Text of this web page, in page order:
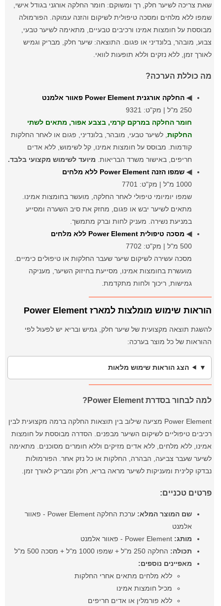
שאת צריכה לשיער חלק, רך ומשוקם: חומר החלקה אורגני בגודל אישי,
שמפו ללא מלחים ומסכה טיפולית לשיקום והזנה עמוקה. הפורמולה
מבוססת על חומצות אמינו ורכיבים טבעיים, מתאימה לשיער טבעי,
צבוע, מובהר, בלונדיני או פגום. התוצאה: שיער חלק, מבריק וגמיש
לאורך זמן, ללא נזקים וללא תופעות לוואי.
מה כוללת הערכה?
◀החלקה אורגנית Power Element פאוור אלמנט
250 מ"ל | מק"ט: 9321
חומר החלקה במרקם קרמי, בצבע אפור, מתאים לשתי
החלקות , לשיער טבעי, מובהר, בלונדיני, פגום או לאחר החלקות
קודמות. מבוסס על חומצות אמינו, קל לשימוש, ללא אדים
חריפים, באישור משרד הבריאות. מיועד לשימוש מקצועי בלבד.
◀שמפו הזנה Power Element ללא מלחים
1000 מ"ל | מק"ט: 7701
שמפו יומיומי טיפולי לאחר החלקה, מועשר בחומצות אמינו.
מתאים לשיער יבש או פגום, מחזק את סיב השערה ומסייע
במניעת נשירה. מעניק לחות וברק מתמשך.
◀ מסכה טיפולית Power Element ללא מלחים
500 מ"ל | מק"ט: 7702
מסכה עשירה לשיקום שיער שעבר החלקות או טיפולים כימיים.
מועשרת בחומצות אמינו, מסייעת בחיזוק השיער, מעניקה
גמישות, ריכוך ולחות מתקדמת.
הוראות שימוש מומלצות למארז Power Element
להשגת תוצאה מקצועית של שיער חלק, גמיש ובריא יש לפעול לפי
ההוראות של כל מוצר בערכה:
הצג הוראות שימוש מלאות
למה לבחור בסדרת Power Element?
Power Element מציעה שילוב בין תוצאות החלקה ברמה מקצועית לבין
רכיבים טיפוליים לשיקום השיער מבפנים. הסדרה מבוססת על חומצות
אמינו, ללא מלחים, ללא אדים מזיקים וללא חומרים מסוכנים. מתאימה
לשיער שעבר צביעה, הבהרה, החלקות או כל נזק אחר. הפורמולות
נבדקו קלינית ומעניקות לשיער מראה בריא, חלק ומבריק לאורך זמן.
פרטים טכניים:
שם המוצר המלא:
ערכת החלקה Power Element - פאוור
אלמנט
מותג: Power Element - פאוור אלמנט
תכולה: החלקה 250 מ"ל + שמפו 1000 מ"ל + מסכה 500 מ"ל
מאפיינים נוספים:
ללא מלחים מתאים אחרי החלקות
מכיל חומצות אמינו
ללא פורמלין או אדים חריפים